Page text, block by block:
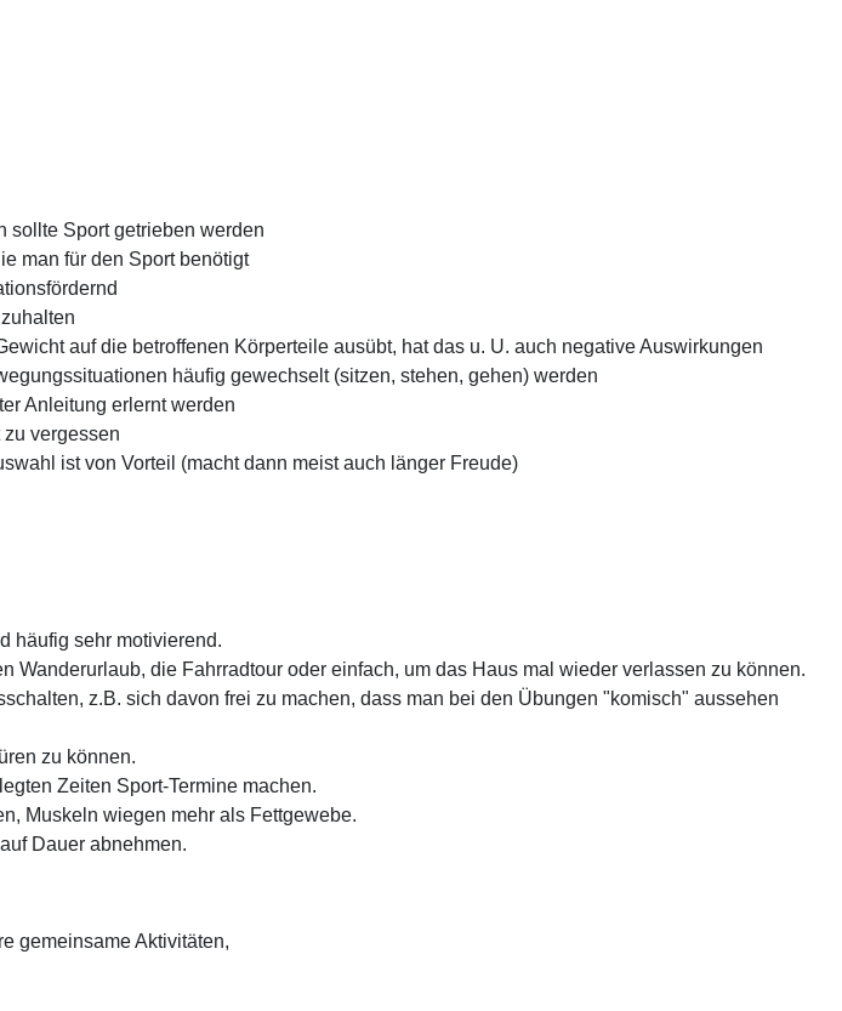
sollte Sport getrieben werden
man für den Sport benötigt
auf die betroffenen Körperteile ausübt, hat das u. U. auch negative Auswirkungen
häufig gewechselt (sitzen, stehen, gehen) werden
Anleitung erlernt werden
vergessen
ist von Vorteil (macht dann meist auch länger Freude)
häufig sehr motivierend.
Wanderurlaub, die Fahrradtour oder einfach, um das Haus mal wieder verlassen zu können.
z.B. sich davon frei zu machen, dass man bei den Übungen "komisch" aussehen
zu können.
Zeiten Sport-Termine machen.
Muskeln wiegen mehr als Fettgewebe.
Dauer abnehmen.
gemeinsame Aktivitäten,